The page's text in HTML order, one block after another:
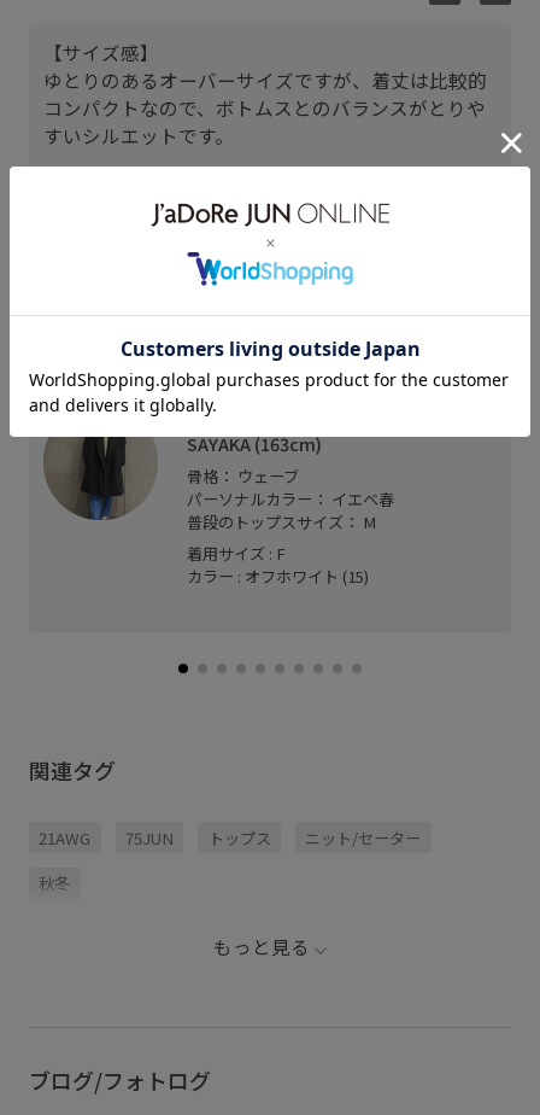
【サイズ感】
ゆとりのあるオーバーサイズですが、着丈は比較的
コンパクトなので、ボトムスとのバランスがとりや
すいシルエットです。
タスマニアウールを使用しており、カシミヤに負け
ないくらい柔らかく肌あたりが良いニットです。
く、チクチク感も感じにくいです。
タカシマヤゲートタワーモール
SAYAKA (163cm)
骨格： ウェーブ
パーソナルカラー： イエベ春
普段のトップスサイズ： M
着用サイズ : F
カラー : オフホワイト (15)
関連タグ
21AWG 75JUN トップス ニット/セーター
秋冬
もっと見る
ブログ/フォトログ